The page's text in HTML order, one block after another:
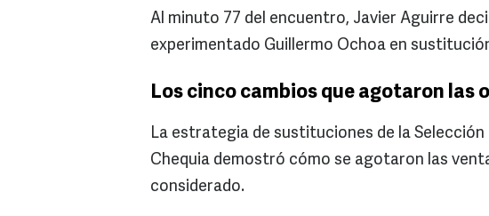
Al minuto 77 del encuentro, Javier Aguirre
experimentado Guillermo Ochoa en
Los cinco cambios que agotaron las
La estrategia de sustituciones de la
Chequia demostró cómo se agotaron las
considerado.